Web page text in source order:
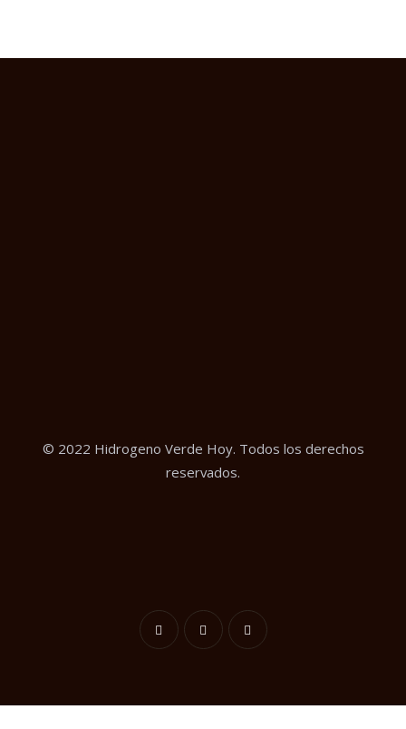
© 2022 Hidrogeno Verde Hoy. Todos los derechos
reservados.